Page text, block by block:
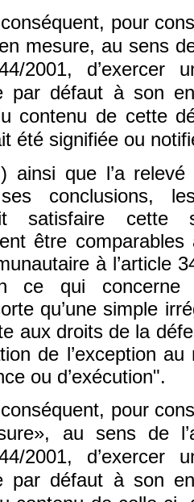
pour
mesure, au sens
2001, d’exercer
par défaut à son
contenu de cette
été signifiée ou
ainsi que l’a relevé
conclusions,
satisfaire cette
être
à l’article
ce qui concerne
qu’une simple
aux droits de la
de l’exception
ou d’exécution".
pour
au sens de
2001, d’exercer
par défaut à son